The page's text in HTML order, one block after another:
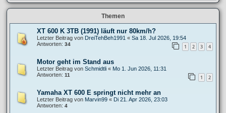
Themen
XT 600 K 3TB (1991) läuft nur 80km/h?
Letzter Beitrag von DreiTehBeh1991 « Sa 18. Jul 2026, 19:54
Antworten: 34 1 2 3 4
Motor geht im Stand aus
Letzter Beitrag von Schmidtli « Mo 1. Jun 2026, 11:31
Antworten: 11 1 2
Yamaha XT 600 E springt nicht mehr an
Letzter Beitrag von Marvin99 « Di 21. Apr 2026, 23:03
Antworten: 4